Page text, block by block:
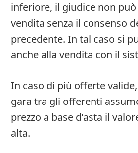
inferiore, il giudice non
vendita senza il consenso
precedente. In tal caso si
anche alla vendita con il
In caso di più offerte
gara tra gli offerenti
prezzo a base d’asta il
alta.